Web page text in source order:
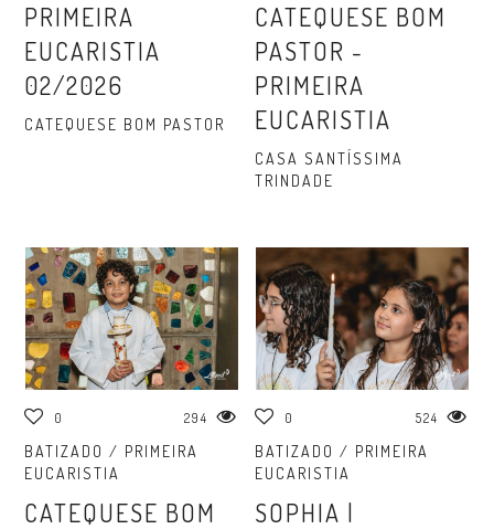
PRIMEIRA
EUCARISTIA
02/2026
CATEQUESE BOM PASTOR
CATEQUESE BOM
PASTOR -
PRIMEIRA
EUCARISTIA
CASA SANTÍSSIMA
TRINDADE
0 294
BATIZADO / PRIMEIRA
EUCARISTIA
CATEQUESE BOM
0 524
BATIZADO / PRIMEIRA
EUCARISTIA
SOPHIA |